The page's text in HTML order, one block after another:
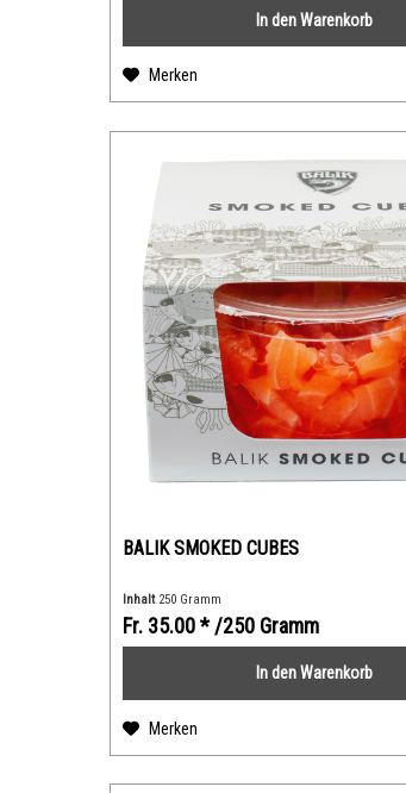
In denWarenkorb
Merken
BALIK SMOKED CUBES
Inhalt 250 Gramm
Fr. 35.00 */250 Gramm
In denWarenkorb
Merken